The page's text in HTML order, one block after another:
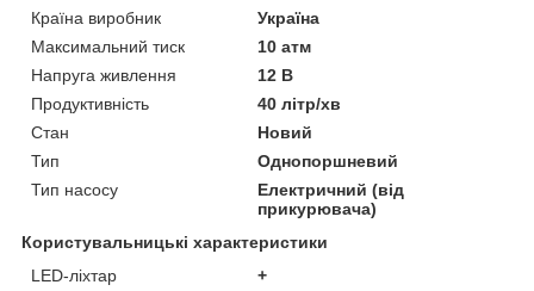
Країна виробник
Україна
Максимальний тиск
10 атм
Напруга живлення
12 В
Продуктивність
40 літр/хв
Стан
Новий
Тип
Однопоршневий
Тип насосу
Електричний (від
прикурювача)
Користувальницькі характеристики
LED-ліхтар
+